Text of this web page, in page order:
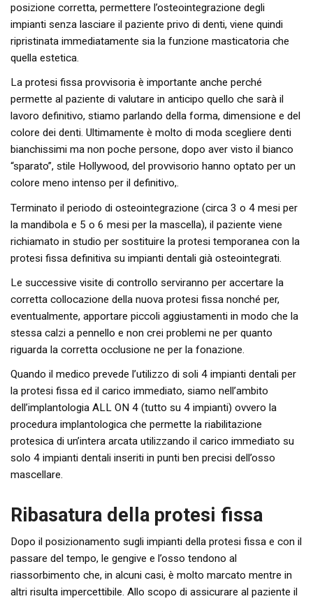
posizione corretta, permettere l’osteointegrazione degli
impianti senza lasciare il paziente privo di denti, viene quindi
ripristinata immediatamente sia la funzione masticatoria che
quella estetica.
La protesi fissa provvisoria è importante anche perché
permette al paziente di valutare in anticipo quello che sarà il
lavoro definitivo, stiamo parlando della forma, dimensione e del
colore dei denti. Ultimamente è molto di moda scegliere denti
bianchissimi ma non poche persone, dopo aver visto il bianco
“sparato”, stile Hollywood, del provvisorio hanno optato per un
colore meno intenso per il definitivo,.
Terminato il periodo di osteointegrazione (circa 3 o 4 mesi per
la mandibola e 5 o 6 mesi per la mascella), il paziente viene
richiamato in studio per sostituire la protesi temporanea con la
protesi fissa definitiva su impianti dentali già osteointegrati.
Le successive visite di controllo serviranno per accertare la
corretta collocazione della nuova protesi fissa nonché per,
eventualmente, apportare piccoli aggiustamenti in modo che la
stessa calzi a pennello e non crei problemi ne per quanto
riguarda la corretta occlusione ne per la fonazione.
Quando il medico prevede l’utilizzo di soli 4 impianti dentali per
la protesi fissa ed il carico immediato, siamo nell’ambito
dell’implantologia ALL ON 4 (tutto su 4 impianti) ovvero la
procedura implantologica che permette la riabilitazione
protesica di un’intera arcata utilizzando il carico immediato su
solo 4 impianti dentali inseriti in punti ben precisi dell’osso
mascellare.
Ribasatura della protesi fissa
Dopo il posizionamento sugli impianti della protesi fissa e con il
passare del tempo, le gengive e l’osso tendono al
riassorbimento che, in alcuni casi, è molto marcato mentre in
altri risulta impercettibile. Allo scopo di assicurare al paziente il